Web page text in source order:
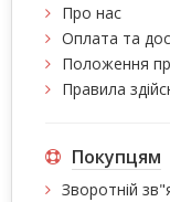
Про нас
Оплата та
Положення
Правила
Покупцям
Зворотній